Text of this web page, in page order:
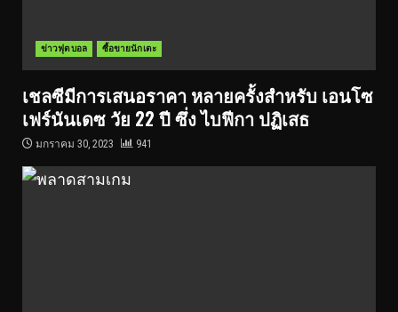
ข่าวฟุตบอล ซื้อขายนักเตะ
เชลซีมีการเสนอราคา หลายครั้งสำหรับ เอนโซ
เฟร์นันเดซ วัย 22 ปี ซึ่ง ไบฟีกา ปฏิเสธ
มกราคม 30, 2023 941